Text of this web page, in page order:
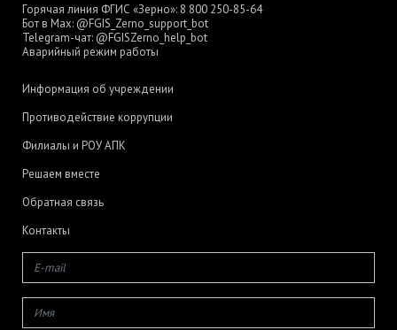
Горячая линия ФГИС «Зерно»: 8 800 250-85-64
Бот в Max: @FGIS_Zerno_support_bot
Telegram-чат: @FGISZerno_help_bot
Аварийный режим работы
Информация об учреждении
Противодействие коррупции
Филиалы и РОУ АПК
Решаем вместе
Обратная связь
Контакты